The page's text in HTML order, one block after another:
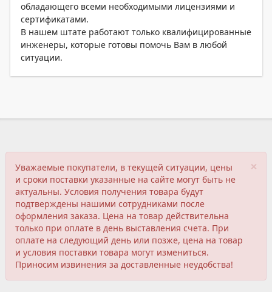
обладающего всеми необходимыми лицензиями и
сертификатами.
В нашем штате работают только квалифицированные
инженеры, которые готовы помочь Вам в любой
ситуации.
×
Уважаемые покупатели, в текущей ситуации, цены
и сроки поставки указанные на сайте могут быть не
актуальны. Условия получения товара будут
подтверждены нашими сотрудниками после
оформления заказа. Цена на товар действительна
только при оплате в день выставления счета. При
оплате на следующий день или позже, цена на товар
и условия поставки товара могут измениться.
Приносим извинения за доставленные неудобства!